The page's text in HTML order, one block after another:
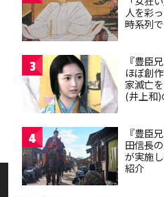
人を彩
時系列
3
『豊臣
ほぼ創
家滅亡
(井上和
4
『豊臣
田信長
が実施
紹介